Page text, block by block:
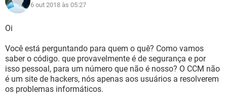
6 out 2018 às 05:27
Oi
Você está perguntando para quem o quê? Como vamos
saber o código. que provavelmente é de segurança e por
isso pessoal, para um número que não é nosso? O CCM não
é um site de hackers, nós apenas aos usuários a resolverem
os problemas informáticos.